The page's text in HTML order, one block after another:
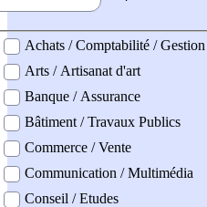
professionel
Achats / Comptabilité / Gestion
Arts / Artisanat d'art
Banque / Assurance
Bâtiment / Travaux Publics
Commerce / Vente
Communication / Multimédia
Conseil / Etudes